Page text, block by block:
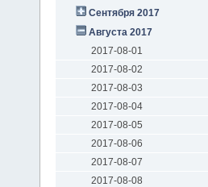
Сентября 2017
Августа 2017
2017-08-01
2017-08-02
2017-08-03
2017-08-04
2017-08-05
2017-08-06
2017-08-07
2017-08-08